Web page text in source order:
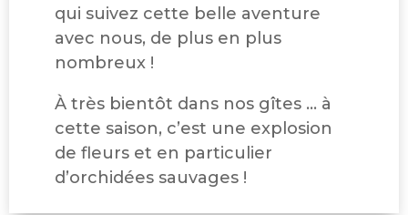
qui suivez cette belle aventure
avec nous, de plus en plus
nombreux !
À très bientôt dans nos gîtes … à
cette saison, c’est une explosion
de fleurs et en particulier
d’orchidées sauvages !